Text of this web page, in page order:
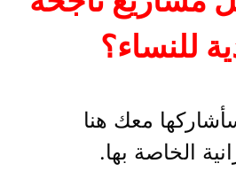
للنساء؟
معك هنا
الخاصة بها.